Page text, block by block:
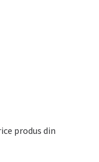
produs din